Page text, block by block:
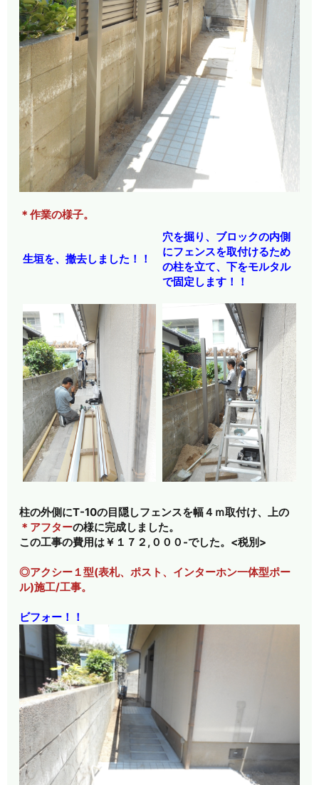
＊作業の様子。
生垣を、撤去しました！！
穴を掘り、ブロックの内側
にフェンスを取付けるため
の柱を立て、下をモルタル
で固定します！！
柱の外側にT-10の目隠しフェンスを幅４ｍ取付け、上の
＊アフターの様に完成しました。
この工事の費用は￥１７２,０００-でした。<税別>
◎アクシー１型(表札、ポスト、インターホン一体型ポー
ル)施工/工事。
ビフォー！！